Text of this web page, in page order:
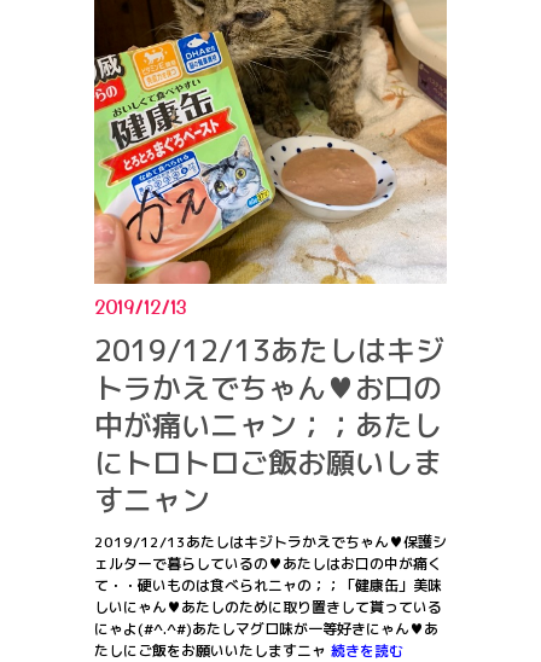
2019/12/13
2019/12/13あたしはキジ
トラかえでちゃん♥お口の
中が痛いニャン；；あたし
にトロトロご飯お願いしま
すニャン
2019/12/13あたしはキジトラかえでちゃん♥保護シ
ェルターで暮らしているの♥あたしはお口の中が痛く
て・・硬いものは食べられニャの；；「健康缶」美味
しいにゃん♥あたしのために取り置きして貰っている
にゃよ(#^.^#)あたしマグロ味が一等好きにゃん♥あ
たしにご飯をお願いいたしますニャ 続きを読む